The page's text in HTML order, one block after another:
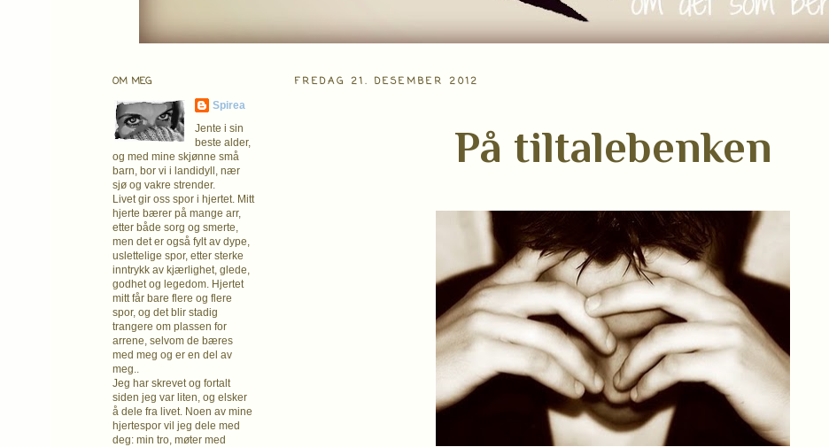
FREDAG 21. DESEMBER 2012
På tiltalebenken
OM MEG
Spirea
Jente i sin
beste alder,
og med mine skjønne små
barn, bor vi i landidyll, nær
sjø og vakre strender.
Livet gir oss spor i hjertet. Mitt
hjerte bærer på mange arr,
etter både sorg og smerte,
men det er også fylt av dype,
uslettelige spor, etter sterke
inntrykk av kjærlighet, glede,
godhet og legedom. Hjertet
mitt får bare flere og flere
spor, og det blir stadig
trangere om plassen for
arrene, selvom de bæres
med meg og er en del av
meg..
Jeg har skrevet og fortalt
siden jeg var liten, og elsker
å dele fra livet. Noen av mine
hjertespor vil jeg dele med
deg: min tro, møter med